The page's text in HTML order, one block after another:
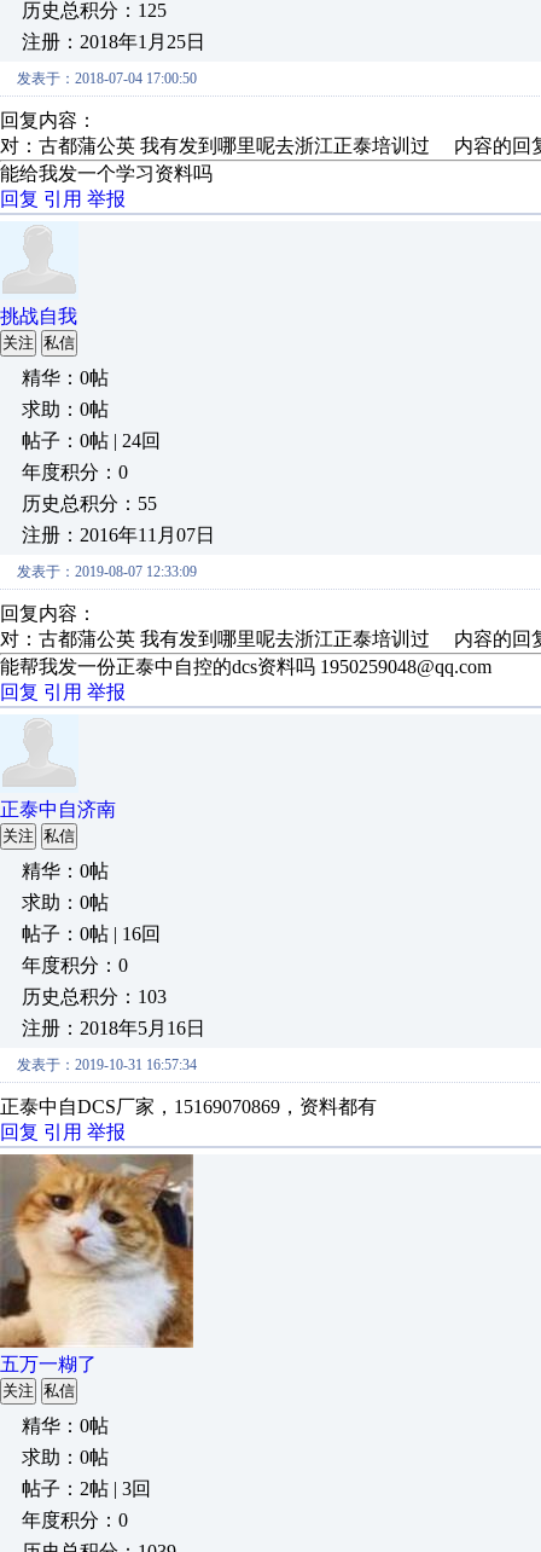
历史总积分：125
注册：2018年1月25日
发表于：2018-07-04 17:00:50
回复内容：
对：古都蒲公英 我有发到哪里呢去浙江正泰培训过 内容的回
能给我发一个学习资料吗
回复 引用 举报
挑战自我
关注 私信
精华：0帖
求助：0帖
帖子：0帖 | 24回
年度积分：0
历史总积分：55
注册：2016年11月07日
发表于：2019-08-07 12:33:09
回复内容：
对：古都蒲公英 我有发到哪里呢去浙江正泰培训过 内容的回
能帮我发一份正泰中自控的dcs资料吗 1950259048@qq.com
回复 引用 举报
正泰中自济南
关注 私信
精华：0帖
求助：0帖
帖子：0帖 | 16回
年度积分：0
历史总积分：103
注册：2018年5月16日
发表于：2019-10-31 16:57:34
正泰中自DCS厂家，15169070869，资料都有
回复 引用 举报
五万一糊了
关注 私信
精华：0帖
求助：0帖
帖子：2帖 | 3回
年度积分：0